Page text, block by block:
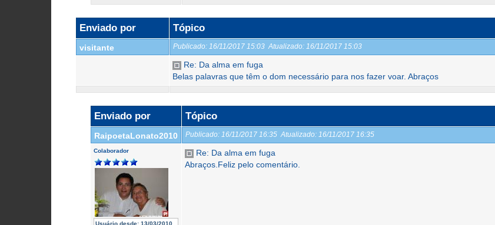
Enviado por Tópico
visitante Publicado: 16/11/2017 15:03 Atualizado: 16/11/2017 15:03
Re: Da alma em fuga
Belas palavras que têm o dom necessário para nos fazer voar. Abraços
Enviado por Tópico
RaipoetaLonato2010 Publicado: 16/11/2017 16:35 Atualizado: 16/11/2017 16:35
Colaborador
Usuário desde: 13/03/2010
Re: Da alma em fuga
Abraços.Feliz pelo comentário.